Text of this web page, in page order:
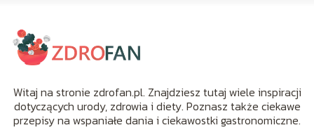
Witaj na stronie zdrofan.pl. Znajdziesz tutaj wiele inspiracji
dotyczących urody, zdrowia i diety. Poznasz także ciekawe
przepisy na wspaniałe dania i ciekawostki gastronomiczne.